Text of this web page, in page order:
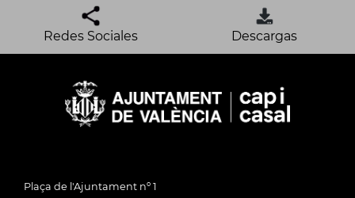
Redes Sociales Descargas
Plaça de l'Ajuntament nº 1